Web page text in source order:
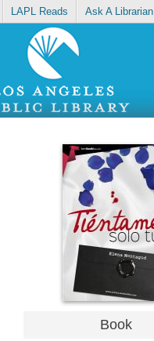
LAPL Reads Ask A Librarian
Book